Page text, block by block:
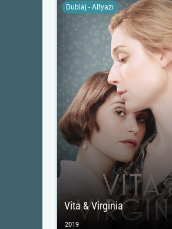
Vita & Virginia
Dublaj - Altyazı
2019